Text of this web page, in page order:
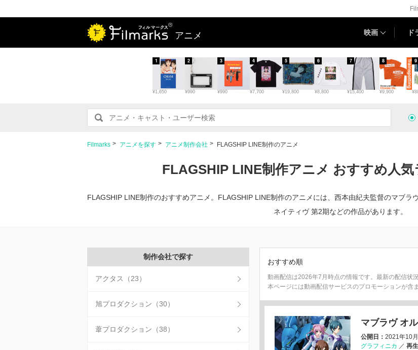
アニメ 映画 ド
¥1,650
1
¥990
2
¥990
3
¥7,700
4
¥19,800
5
¥8,800
6
¥15,400
7
¥9,900
8 9
Filmarks アニメを探す アニメ制作会社 FLAGSHIP LINE制作のアニメ
FLAGSHIP LINE制作アニメ おすすめ人
FLAGSHIP LINE制作のおすすめアニメ。FLAGSHIP LINE制作のアニメには、西本由紀夫監督のマブラ
ネイティヴ 第2期などの作品があります。
制作会社で探す
アクタス（23）
旭プロダクション（30）
葦プロダクション（38）
おすすめ順
動画配信は2026年7月時点の情報です。最新の配信状
本ページには動画配信サービスのプロモーションが含
マブラヴ オ
公開日： 2021年10
グラフィニカ ／ 再